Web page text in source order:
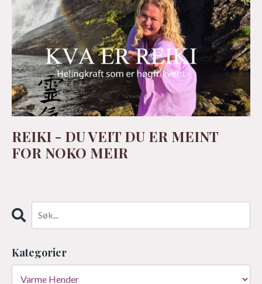
REIKI - DU VEIT DU ER MEINT
FOR NOKO MEIR
Kategorier